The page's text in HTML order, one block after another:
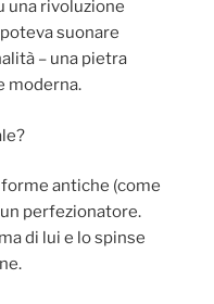
una rivoluzione
suonare
– una pietra
moderna.
antiche (come
perfezionatore.
di lui e lo spinse